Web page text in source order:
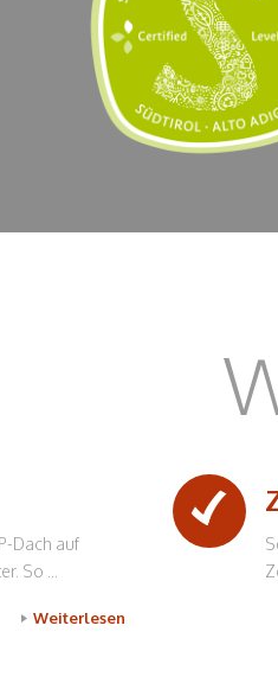
Dach auf
So ...
Weiterlesen